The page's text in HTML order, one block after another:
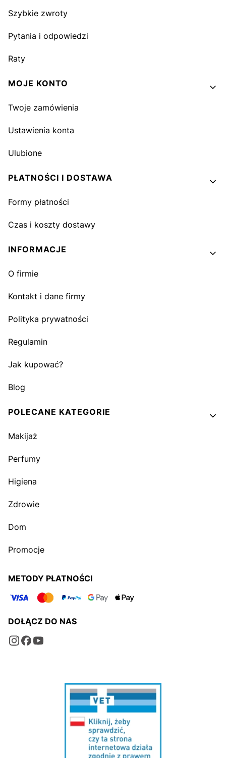
Szybkie zwroty
Pytania i odpowiedzi
Raty
MOJE KONTO
Twoje zamówienia
Ustawienia konta
Ulubione
PŁATNOŚCI I DOSTAWA
Formy płatności
Czas i koszty dostawy
INFORMACJE
O firmie
Kontakt i dane firmy
Polityka prywatności
Regulamin
Jak kupować?
Blog
POLECANE KATEGORIE
Makijaż
Perfumy
Higiena
Zdrowie
Dom
Promocje
METODY PŁATNOŚCI
DOŁĄCZ DO NAS